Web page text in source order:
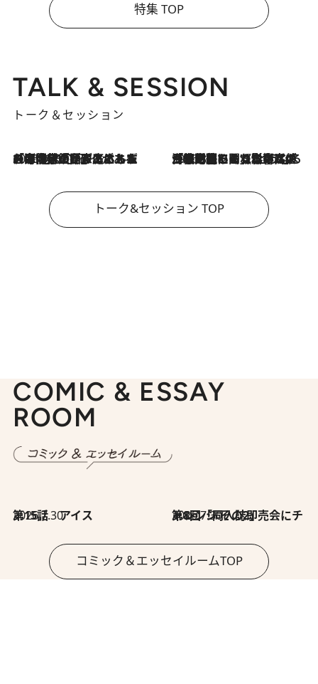
特集 TOP
TALK & SESSION
トーク＆セッション
2026.8.3
「今後値上げがあるとすれば…」「リスクがあるのは今年の冬」エネルギー専門家が語る、ホルムズ海峡封鎖が家庭にもたらす“ある心配” 2026.8.3
「住宅建てられない…」「サーチャージ料の高値が続いている」ホルムズ海峡封鎖による影響はいつまで続く？《エネルギー専門家に聞く“どうなる日本の暮らし”》
トーク&セッション TOP
COMIC & ESSAY
ROOM
2026.7.30
第15話 アイス 2026.7.30
第8回「同人誌即売会にチャレンジ その2」
コミック＆エッセイルームTOP